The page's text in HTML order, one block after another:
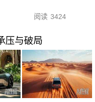
阅读 3424
压与破局